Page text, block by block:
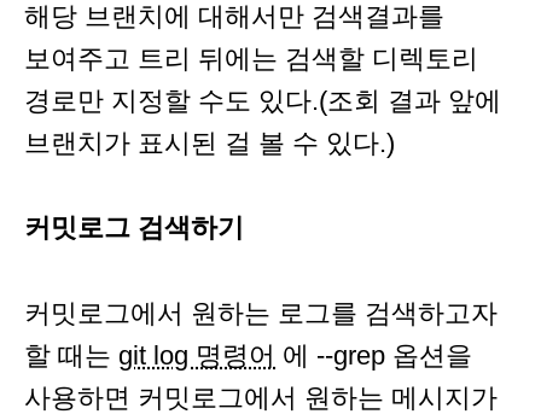
해당 브랜치에 대해서만 검색결과를
보여주고 트리 뒤에는 검색할 디렉토리
경로만 지정할 수도 있다.(조회 결과 앞에
브랜치가 표시된 걸 볼 수 있다.)
커밋로그 검색하기
커밋로그에서 원하는 로그를 검색하고자
할 때는 git log 명령어 에 --grep 옵션을
사용하면 커밋로그에서 원하는 메시지가